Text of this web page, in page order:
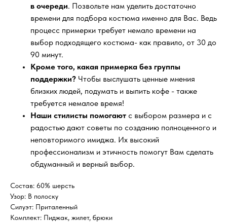
в очереди. Позвольте нам уделить достаточно
времени для подбора костюма именно для Вас. Ведь
процесс примерки требует немало времени на
выбор подходящего костюма- как правило, от 30 до
90 минут.
Кроме того, какая примерка без группы
поддержки? Чтобы выслушать ценные мнения
близких людей, подумать и выпить кофе - также
требуется немалое время!
Наши стилисты помогают с выбором размера и с
радостью дают советы по созданию полноценного и
неповторимого имиджа. Их высокий
профессионализм и этичность помогут Вам сделать
обдуманный и верный выбор.
Состав: 60% шерсть
Узор: В полоску
Силуэт: Приталенный
Комплект: Пиджак, жилет, брюки